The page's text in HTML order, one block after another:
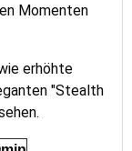
Momenten
erhöhte
"Stealth